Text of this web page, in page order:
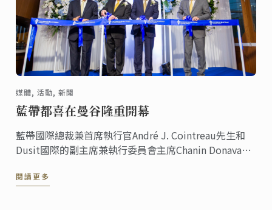
媒體, 活動, 新聞
藍帶都喜在曼谷隆重開幕
藍帶國際總裁兼首席執行官André J. Cointreau先生和
Dusit國際的副主席兼執行委員會主席Chanin Donavanik
3000平方米，位於CentralWorld中心禪宗樓17至19樓。
閱讀更多